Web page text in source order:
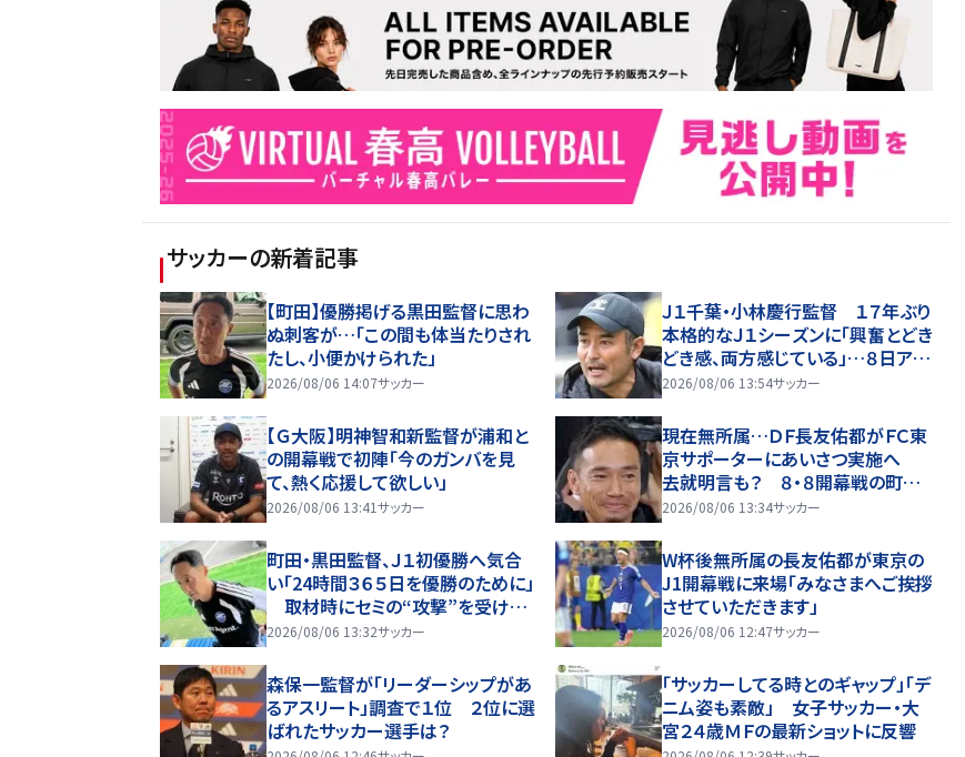
サッカーの新着記事
【町田】優勝掲げる黒田監督に思わ
ぬ刺客が…「この間も体当たりされ
たし、小便かけられた」
2026/08/06 14:07サッカー
Ｊ１千葉・小林慶行監督 １７年ぶり
本格的なＪ１シーズンに「興奮とどき
どき感、両方感じている」…８日アウ
ェー広島戦
2026/08/06 13:54サッカー
【Ｇ大阪】明神智和新監督が浦和と
の開幕戦で初陣「今のガンバを見
て、熱く応援して欲しい」
2026/08/06 13:41サッカー
現在無所属…ＤＦ長友佑都がＦＣ東
京サポーターにあいさつ実施へ
去就明言も？ ８・８開幕戦の町田
戦で
2026/08/06 13:34サッカー
町田・黒田監督、Ｊ１初優勝へ気合
い「24時間３６５日を優勝のために」
取材時にセミの“攻撃”を受ける
「うわぁ！」→ジョークで記者陣笑わ
2026/08/06 13:32サッカー
W杯後無所属の長友佑都が東京の
J1開幕戦に来場「みなさまへご挨拶
させていただきます」
2026/08/06 12:47サッカー
森保一監督が「リーダーシップがあ
るアスリート」調査で１位 ２位に選
ばれたサッカー選手は？
「サッカーしてる時とのギャップ」「デ
ニム姿も素敵」 女子サッカー・大
宮２４歳ＭＦの最新ショットに反響